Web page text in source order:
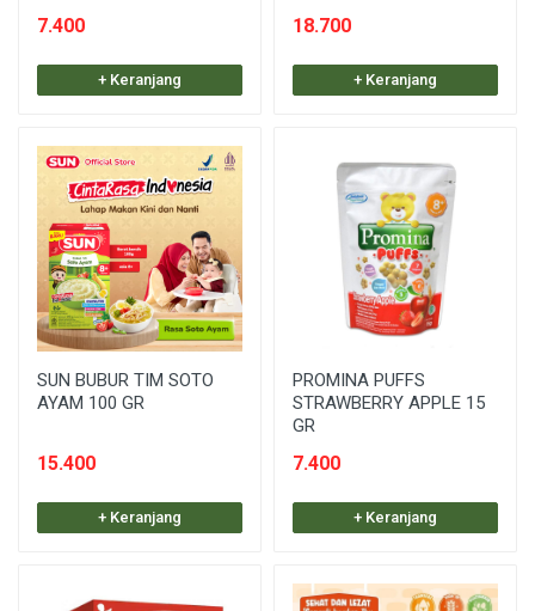
7.400
+ Keranjang
18.700
+ Keranjang
SUN BUBUR TIM SOTO
AYAM 100 GR
15.400
+ Keranjang
PROMINA PUFFS
STRAWBERRY APPLE 15
GR
7.400
+ Keranjang